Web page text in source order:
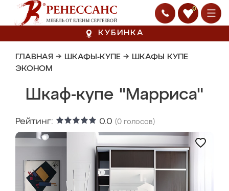
0
КУБИНКА
ГЛАВНАЯ → ШКАФЫ-КУПЕ → ШКАФЫ КУПЕ
ЭКОНОМ
Шкаф-купе "Марриса"
Рейтинг: 0.0 (0 голосов)